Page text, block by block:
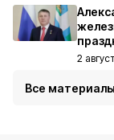
2
Все материалы